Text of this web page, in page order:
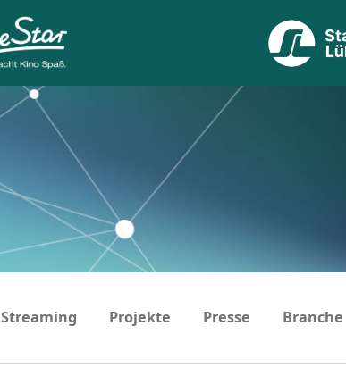
Streaming Projekte Presse Branche